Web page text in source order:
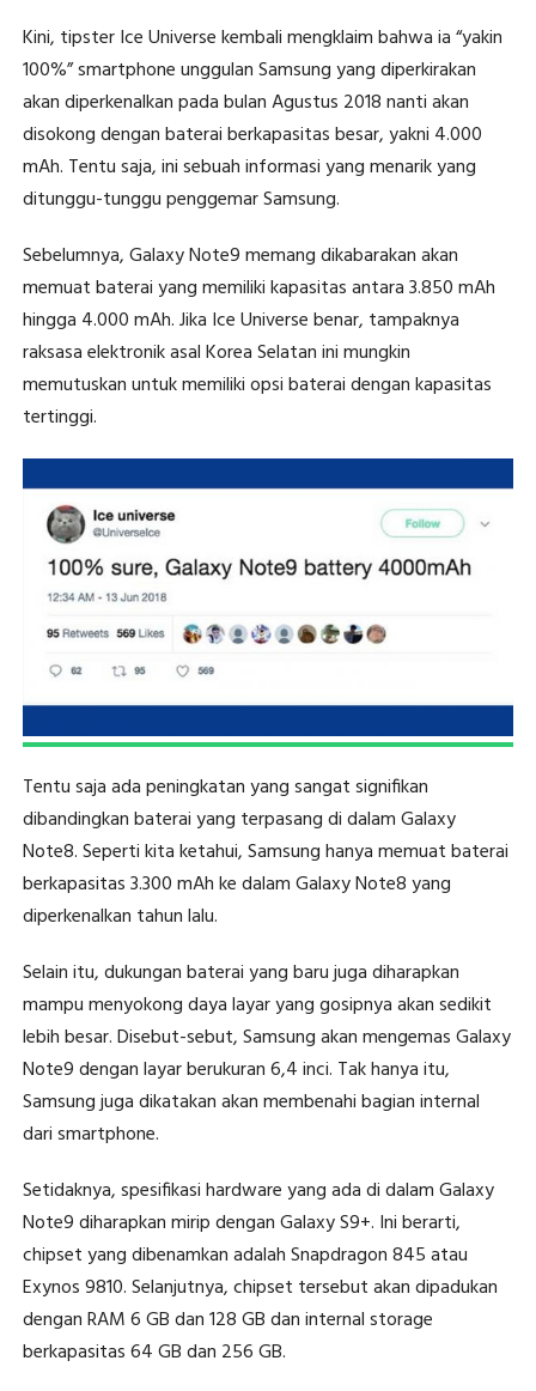
Kini, tipster Ice Universe kembali mengklaim bahwa ia “yakin
100%” smartphone unggulan Samsung yang diperkirakan
akan diperkenalkan pada bulan Agustus 2018 nanti akan
disokong dengan baterai berkapasitas besar, yakni 4.000
mAh. Tentu saja, ini sebuah informasi yang menarik yang
ditunggu-tunggu penggemar Samsung.
Sebelumnya, Galaxy Note9 memang dikabarakan akan
memuat baterai yang memiliki kapasitas antara 3.850 mAh
hingga 4.000 mAh. Jika Ice Universe benar, tampaknya
raksasa elektronik asal Korea Selatan ini mungkin
memutuskan untuk memiliki opsi baterai dengan kapasitas
tertinggi.
Tentu saja ada peningkatan yang sangat signifikan
dibandingkan baterai yang terpasang di dalam Galaxy
Note8. Seperti kita ketahui, Samsung hanya memuat baterai
berkapasitas 3.300 mAh ke dalam Galaxy Note8 yang
diperkenalkan tahun lalu.
Selain itu, dukungan baterai yang baru juga diharapkan
mampu menyokong daya layar yang gosipnya akan sedikit
lebih besar. Disebut-sebut, Samsung akan mengemas Galaxy
Note9 dengan layar berukuran 6,4 inci. Tak hanya itu,
Samsung juga dikatakan akan membenahi bagian internal
dari smartphone.
Setidaknya, spesifikasi hardware yang ada di dalam Galaxy
Note9 diharapkan mirip dengan Galaxy S9+. Ini berarti,
chipset yang dibenamkan adalah Snapdragon 845 atau
Exynos 9810. Selanjutnya, chipset tersebut akan dipadukan
dengan RAM 6 GB dan 128 GB dan internal storage
berkapasitas 64 GB dan 256 GB.